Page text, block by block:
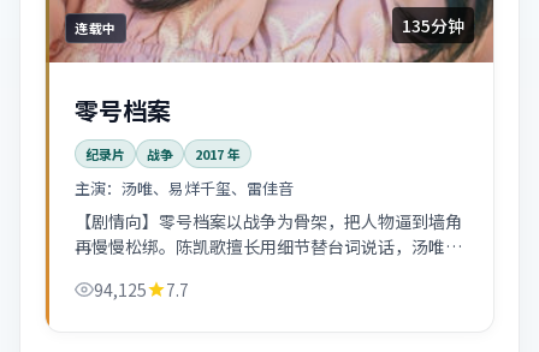
连载中 135分钟
零号档案
纪录片 战争 2017年
主演： 汤唯、易烊千玺、雷佳音
【剧情向】零号档案以战争为骨架，把人物逼到墙角
再慢慢松绑。陈凯歌擅长用细节替台词说话，汤唯、
94,125 7.7